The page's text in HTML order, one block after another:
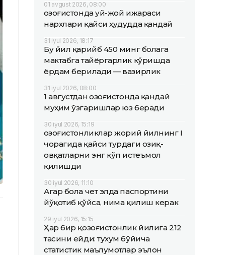
01 avgust 2026, 08:00
Қозоғистонда уй-жой ижараси
нархлари қайси ҳудудда қандай
31 iyul 2026, 18:17
Бу йил қарийб 450 минг болага
мактабга тайёргарлик кўришда
ёрдам берилади — вазирлик
31 iyul 2026, 08:00
1 августдан Қозоғистонда қандай
муҳим ўзгаришлар юз беради
30 iyul 2026, 15:19
Қозоғистонликлар жорий йилнинг I
чорагида қайси турдаги озиқ-
овқатларни энг кўп истеъмол
қилишди
30 iyul 2026, 11:10
Агар бола чет элда паспортини
йўқотиб қўйса, нима қилиш керак
29 iyul 2026, 15:15
Ҳар бир қозоғистонлик йилига 212
тасини ейди: тухум бўйича
статистик маълумотлар эълон